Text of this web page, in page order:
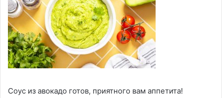
Соус из авокадо готов, приятного вам аппетита!